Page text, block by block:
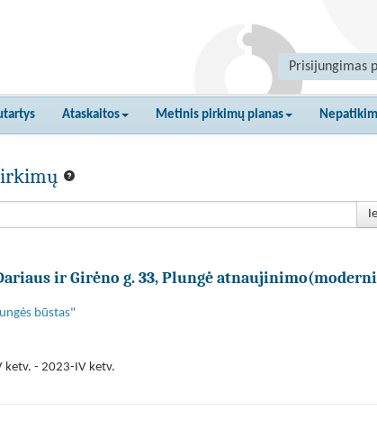
Prisijungimas
Ataskaitos Metinis pirkimų planas
ir Girėno g. 33, Plungė
būstas"
ketv. - 2023-IV ketv.